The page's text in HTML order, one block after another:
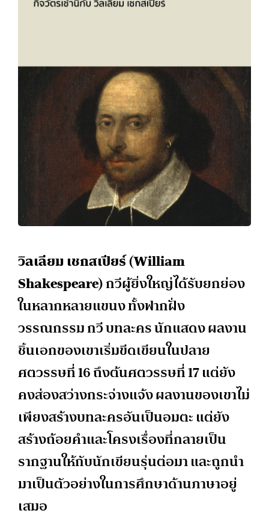
วิลเลียม เชกสเปียร์ (William
Shakespeare)กวีผู้ยิ่งใหญ่ได้รับยกย่อง
ในหลากหลายแขนง ทั้งฟากฝั่ง
วรรณกรรม กวี บทละคร นักแสดง ผลงาน
ชิ้นเอกของเขาเริ่มขีดเขียนในปลาย
ศตวรรษที่ 16 ถึงต้นศตวรรษที่ 17 แต่ยัง
คงส่องสว่างกระจ่างแจ้ง ผลงานของเขาไม่
เพียงสร้างบทละครอันเป็นอมตะ แต่ยัง
สร้างถ้อยคำและโครงเรื่องที่กลายเป็น
รากฐานให้กับนักเขียนรุ่นต่อมา และถูกนำ
มาเป็นตัวอย่างในการศึกษาด้านภาษาอยู่
เสมอ